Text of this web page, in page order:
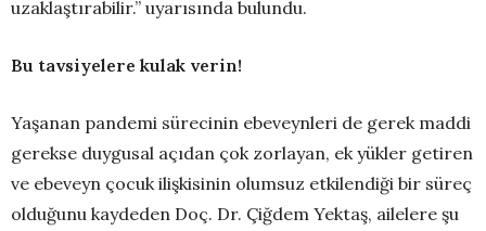
uzaklaştırabilir.” uyarısında bulundu.
Bu tavsiyelere kulak verin!
Yaşanan pandemi sürecinin ebeveynleri de gerek maddi
gerekse duygusal açıdan çok zorlayan, ek yükler getiren
ve ebeveyn çocuk ilişkisinin olumsuz etkilendiği bir süreç
olduğunu kaydeden Doç. Dr. Çiğdem Yektaş, ailelere şu